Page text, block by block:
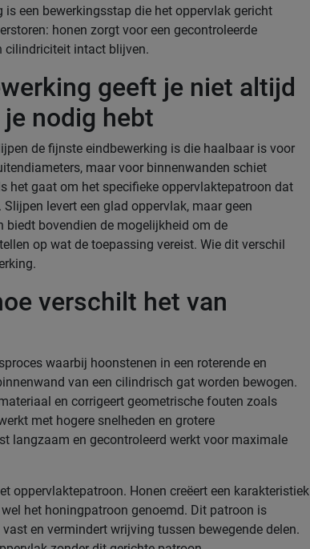
een bewerkingsstap die het oppervlak gericht
honen zorgt voor een gecontroleerde
cilindriciteit intact blijven.
geeft je niet altijd
nodig hebt
de fijnste eindbewerking is die haalbaar is voor
maar voor binnenwanden schiet
het gaat om het specifieke oppervlaktepatroon dat
levert een glad oppervlak, maar geen
biedt bovendien de mogelijkheid om de
op wat de toepassing vereist. Wie dit verschil
verschilt het van
waarbij hoonstenen in een roterende en
van een cilindrisch gat worden bewogen.
en corrigeert geometrische fouten zoals
met hogere snelheden en grotere
langzaam en gecontroleerd werkt voor maximale
oppervlaktepatroon. Honen creëert een karakteristiek
het honingpatroon genoemd. Dit patroon is
en vermindert wrijving tussen bewegende delen.